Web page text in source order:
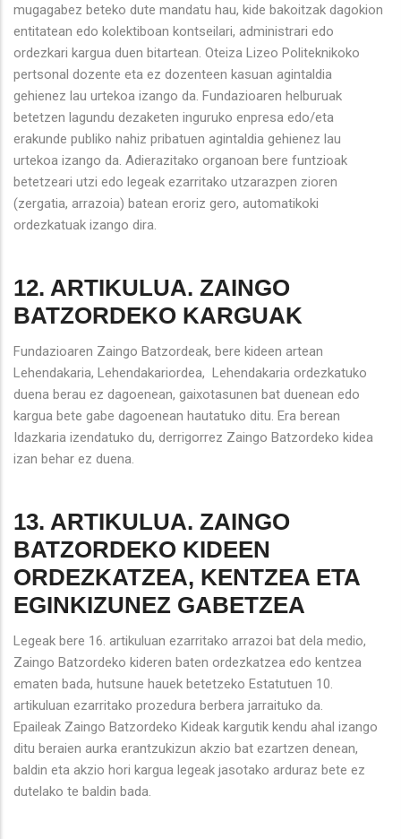
mugagabez beteko dute mandatu hau, kide bakoitzak dagokion
entitatean edo kolektiboan kontseilari, administrari edo
ordezkari kargua duen bitartean. Oteiza Lizeo Politeknikoko
pertsonal dozente eta ez dozenteen kasuan agintaldia
gehienez lau urtekoa izango da. Fundazioaren helburuak
betetzen lagundu dezaketen inguruko enpresa edo/eta
erakunde publiko nahiz pribatuen agintaldia gehienez lau
urtekoa izango da. Adierazitako organoan bere funtzioak
betetzeari utzi edo legeak ezarritako utzarazpen zioren
(zergatia, arrazoia) batean eroriz gero, automatikoki
ordezkatuak izango dira.
12. ARTIKULUA. ZAINGO
BATZORDEKO KARGUAK
Fundazioaren Zaingo Batzordeak, bere kideen artean
Lehendakaria, Lehendakariordea, Lehendakaria ordezkatuko
duena berau ez dagoenean, gaixotasunen bat duenean edo
kargua bete gabe dagoenean hautatuko ditu. Era berean
Idazkaria izendatuko du, derrigorrez Zaingo Batzordeko kidea
izan behar ez duena.
13. ARTIKULUA. ZAINGO
BATZORDEKO KIDEEN
ORDEZKATZEA, KENTZEA ETA
EGINKIZUNEZ GABETZEA
Legeak bere 16. artikuluan ezarritako arrazoi bat dela medio,
Zaingo Batzordeko kideren baten ordezkatzea edo kentzea
ematen bada, hutsune hauek betetzeko Estatutuen 10.
artikuluan ezarritako prozedura berbera jarraituko da.
Epaileak Zaingo Batzordeko Kideak kargutik kendu ahal izango
ditu beraien aurka erantzukizun akzio bat ezartzen denean,
baldin eta akzio hori kargua legeak jasotako arduraz bete ez
dutelako te baldin bada.